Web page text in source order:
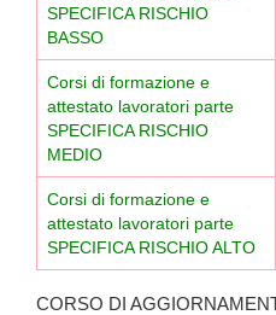
SPECIFICA RISCHIO
BASSO
Corsi di formazione e
attestato lavoratori parte
SPECIFICA RISCHIO
MEDIO
Corsi di formazione e
attestato lavoratori parte
SPECIFICA RISCHIO ALTO
CORSO DI